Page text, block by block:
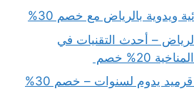
ويدوية بالرياض مع خصم 30%
– أحدث التقنيات في
20% خصم
تركيب هناجر وسواتر قرميد يدوم لسنوات – خصم 30%